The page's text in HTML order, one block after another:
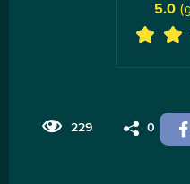
229 0
5.0